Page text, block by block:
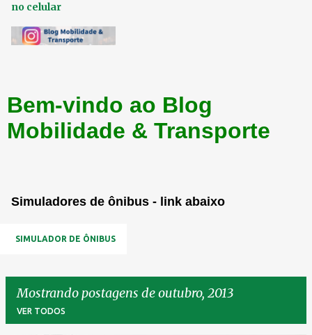
no celular
Bem-vindo ao Blog
Mobilidade & Transporte
Simuladores de ônibus - link abaixo
SIMULADOR DE ÔNIBUS
Mostrando postagens de outubro, 2013
VER TODOS